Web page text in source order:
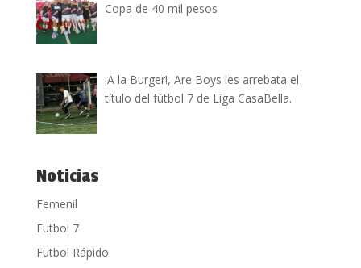
Copa de 40 mil pesos
¡A la Burger!, Are Boys les arrebata el
título del fútbol 7 de Liga CasaBella.
Noticias
Femenil
Futbol 7
Futbol Rápido